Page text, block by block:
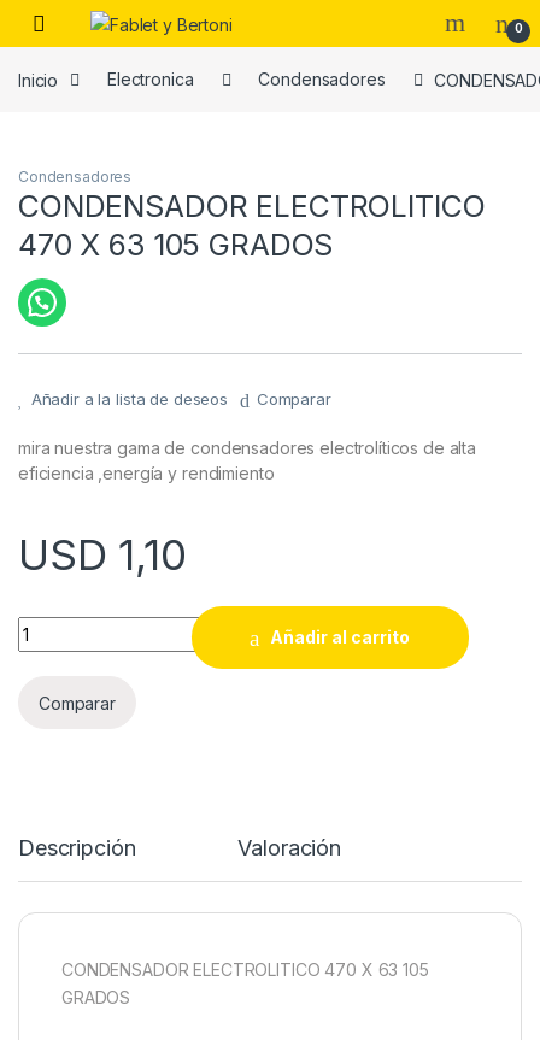
Skip to navigation
Skip to content
0
Inicio Electronica Condensadores
Condensadores
CONDENSADOR ELECTROLITICO
470 X 63 105 GRADOS
Añadir a la lista de deseos Comparar
mira nuestra gama de condensadores electrolíticos de alta
eficiencia ,energía y rendimiento
USD 1,10
CONDENSADOR ELECTROLITICO 470 X 63 105 GRADOS
Añadir al carrito
Comparar
Descripción Valoración
CONDENSADOR ELECTROLITICO 470 X 63 105
GRADOS